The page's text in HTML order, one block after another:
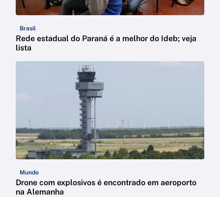
Brasil
Rede estadual do Paraná é a melhor do Ideb; veja
lista
Mundo
Drone com explosivos é encontrado em aeroporto
na Alemanha